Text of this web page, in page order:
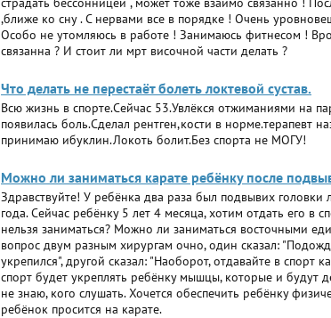
,ближе ко сну . С нервами все в порядке ! Очень
Особо не утомляюсь в работе ! Занимаюсь фитнесом !
связанна ? И стоит ли мрт височной части делать ?
Что делать не перестаёт болеть локтевой сустав.
Всю жизнь в спорте.Сейчас 53.Увлёкся отжиманиями на
появилась боль.Сделал рентген,кости в норме.терапевт
принимаю ибуклин.Локоть болит.Без спорта не МОГУ!
Можно ли заниматься карате ребёнку после
Здравствуйте! У ребёнка два раза был подвывих
года. Сейчас ребёнку 5 лет 4 месяца, хотим отдать его
нельзя заниматься? Можно ли заниматься восточными
вопрос двум разным хирургам очно, один сказал:
укрепился", другой сказал: "Наоборот, отдавайте в
спорт будет укреплять ребёнку мышцы, которые и будут
не знаю, кого слушать. Хочется обеспечить ребёнку
ребёнок просится на карате.